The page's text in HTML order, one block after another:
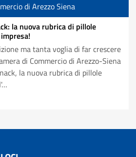
di Arezzo Siena
la nuova rubrica di pillole
ma tanta voglia di far crescere
di Commercio di Arezzo-Siena
la nuova rubrica di pillole